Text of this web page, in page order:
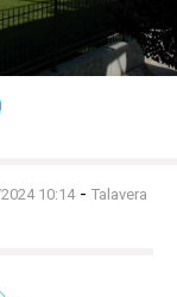
10:14- Talavera